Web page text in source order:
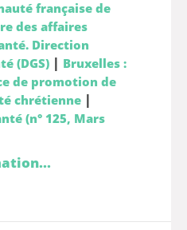
française de
des affaires
Direction
(DGS) | Bruxelles :
de promotion de
chrétienne|
(n° 125, Mars